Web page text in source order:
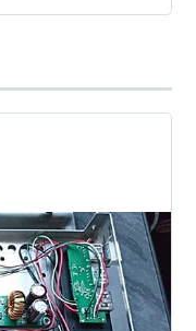
やせる様に改造す
イ…